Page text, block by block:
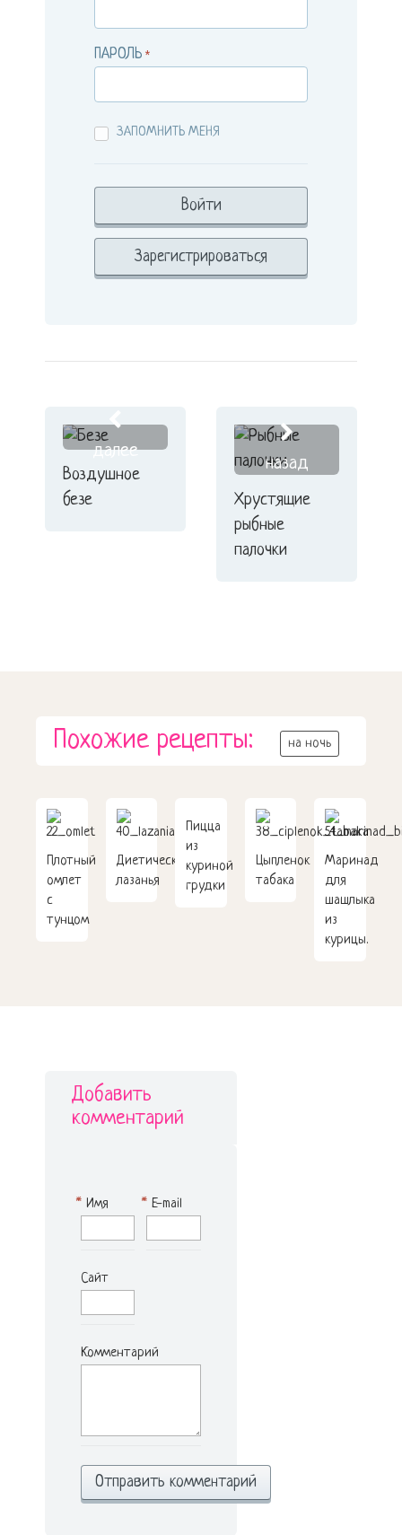
ПАРОЛЬ *
ЗАПОМНИТЬ МЕНЯ
далее
Воздушное
безе
назад
Хрустящие
рыбные
палочки
Похожие рецепты: на ночь
Плотный
омлет
с
тунцом
Диетическая
лазанья
Пицца
из
куриной
грудки
Цыпленок
табака
Маринад
для
шашлыка
из
курицы.
Добавить
комментарий
Имя
* E-mail
*
Сайт
Комментарий